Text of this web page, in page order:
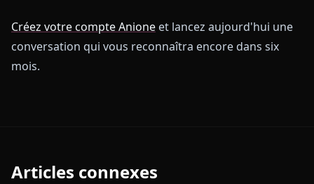
Créez votre compte Anione et lancez aujourd'hui une
conversation qui vous reconnaîtra encore dans six
mois.
Articles connexes